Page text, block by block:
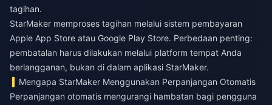
tagihan.
StarMaker memproses tagihan melalui sistem pembayaran
Apple App Store atau Google Play Store. Perbedaan penting:
pembatalan harus dilakukan melalui platform tempat Anda
berlangganan, bukan di dalam aplikasi StarMaker.
Mengapa StarMaker Menggunakan Perpanjangan Otomatis
Perpanjangan otomatis mengurangi hambatan bagi pengguna